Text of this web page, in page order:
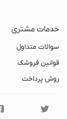
خدمات مشتری
سوالات متداول
قوانین فروشک
روش پرداخت